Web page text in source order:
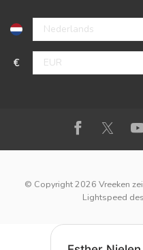
€
© Copyright 2026 Vreeken
Lightspeed